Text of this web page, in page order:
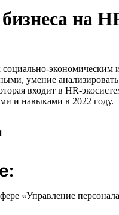
на
умение
входит в HR-
и навыками в 2022 году.
«Управление